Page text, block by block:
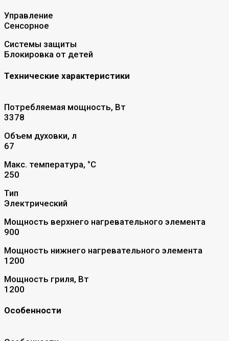
Управление
Сенсорное
Системы защиты
Блокировка от детей
Технические характеристики
Потребляемая мощность, Вт
3378
Объем духовки, л
67
Макс. температура, °С
250
Тип
Электрический
Мощность верхнего нагревательного элемента
900
Мощность нижнего нагревательного элемента
1200
Мощность гриля, Вт
1200
Особенности